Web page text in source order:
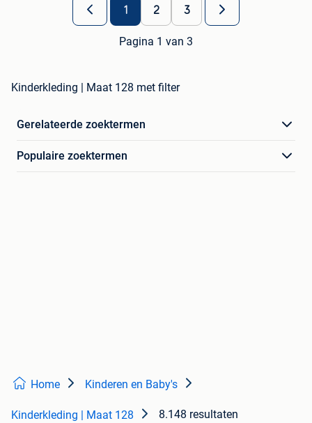
1 2 3
Pagina 1 van 3
Kinderkleding | Maat 128 met filter
Gerelateerde zoektermen
Populaire zoektermen
Home Kinderen en Baby's
Kinderkleding | Maat 128 8.148 resultaten